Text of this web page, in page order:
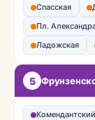
Спасская
Пл.
Ладожская
5